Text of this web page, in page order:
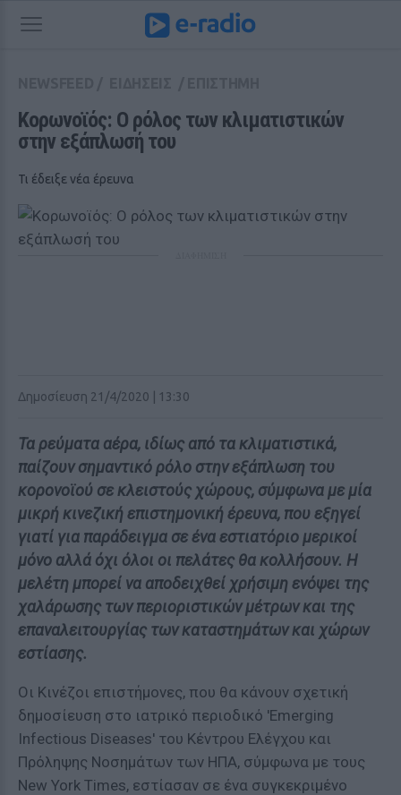
Κορωνοϊός: Ο ρόλος των κλιματιστικών
στην εξάπλωσή του
Τι έδειξε νέα έρευνα
Δημοσίευση 21/4/2020 | 13:30
Τα ρεύματα αέρα, ιδίως από τα κλιματιστικά,
παίζουν σημαντικό ρόλο στην εξάπλωση του
κορονοϊού σε κλειστούς χώρους, σύμφωνα με μία
μικρή κινεζική επιστημονική έρευνα, που εξηγεί
γιατί για παράδειγμα σε ένα εστιατόριο μερικοί
μόνο αλλά όχι όλοι οι πελάτες θα κολλήσουν. Η
μελέτη μπορεί να αποδειχθεί χρήσιμη ενόψει της
χαλάρωσης των περιοριστικών μέτρων και της
επαναλειτουργίας των καταστημάτων και χώρων
εστίασης.
Οι Κινέζοι επιστήμονες, που θα κάνουν σχετική
δημοσίευση στο ιατρικό περιοδικό 'Emerging
Infectious Diseases' του Κέντρου Ελέγχου και
Πρόληψης Νοσημάτων των ΗΠΑ, σύμφωνα με τους
New York Times, εστίασαν σε ένα συγκεκριμένο